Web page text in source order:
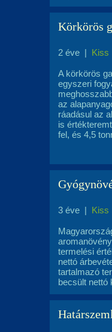
Körkörös
2 éve | Kiss
A körkörös
egyszeri
az
ráadásul az
is
fel, és 4,5
3 éve | Kiss
termelési
nettó
tartalmazó
becsült nettó